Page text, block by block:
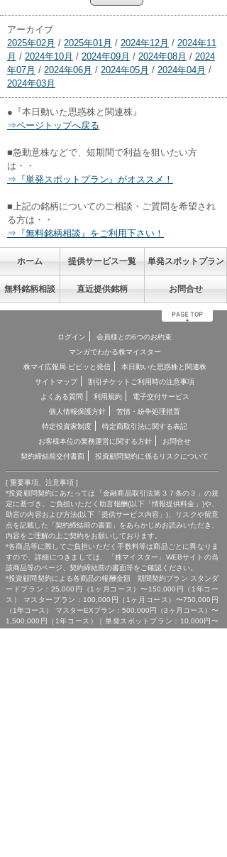
アーカイブ
2025年02月 / 2025年01月 / 2024年12月 / 2024年11
月 / 2024年10月 / 2024年09月 / 2024年08月 / 2024
年07月 / 2024年06月 / 2024年05月 / 2024年04月 /
2024年03月
●『本日動いた思惑株と関連株』
⇒ページトップへ戻る
■急動意株などで、短期間で利益を狙いたい方
は・・
⇒『単発スポットプラン』がオススメ！
■上記の銘柄についてのご相談・ご質問を希望され
る方は・・
⇒『無料銘柄相談』をご利用下さい！
ホーム 提供サービス一覧 単発スポットプラン
無料銘柄相談 直近提供銘柄 お問合せ
ログイン
会員様との6つのお約束
マンガでわかる株マイスター
株マイ広報局 ビビッと発信
本日動いた思惑株と関連株
サイトマップ
割引チケットご利用時の注意事項
よくある質問
利用規約
電子交付サービス
個人情報保護方針
苦情・紛争処理措置
特定投資家制度
特定商取引法に関する表記
お客様本位の業務運営に関する方針
お問合せ
契約締結前交付書面
投資顧問契約に係るリスクについて
[ 重要事項、注意事項 ]
*投資顧問契約にあたっては「金融商品取引法第３７条の３」の規
定に基づき、ご負担いただく助言報酬(以下「情報提供料金」)や、
助言の内容および方法(以下「提供サービス内容」)、リスクや留意
点を記載した「契約締結前の書面」をあらかじめお読みいただき、
内容をご理解の上ご契約をお願いしております。
*各商品等に際してご負担いただく手数料等は商品ごとに異なりま
すので、詳細につきましては、「株マイスター」WEBサイトの当
該商品等のページ、契約締結前の書面等をご確認ください。
*投資顧問契約による各商品の報酬金額 期間契約プラン スタンダ
ードプラン：25,000円（1ヶ月コース）〜150,000円（1年コー
ス） マスタープラン：100,000円（1ヶ月コース）〜750,000円
（1年コース） マスターEXプラン：500,000円（3ヶ月コース）〜
1,500,000円（1年コース）｜単発スポットプラン：10,000円〜